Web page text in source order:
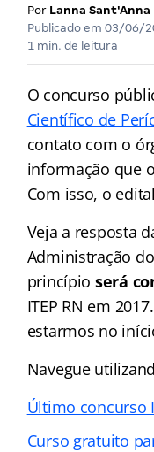
Por Lanna Sant'Anna
Publicado em 03/06/
1 min. de leitura
O concurso
Científico de
contato com o
informação que
Com isso, o
Veja a resposta
Administração
princípio será
ITEP RN em
estarmos no
Navegue
Último concurso
Curso gratuito